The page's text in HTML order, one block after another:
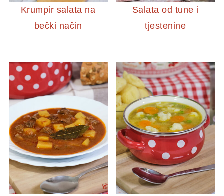
Krumpir salata na
bečki način
Salata od tune i
tjestenine